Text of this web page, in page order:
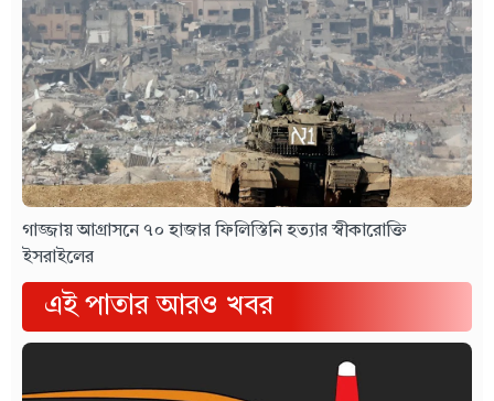
গাজ্জায় আগ্রাসনে ৭০ হাজার ফিলিস্তিনি হত্যার স্বীকারোক্তি
ইসরাইলের
এই পাতার আরও খবর